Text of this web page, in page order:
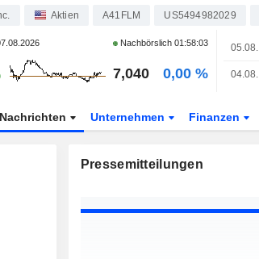
Aktien A41FLM US5494982029
Nachbörslich 01:58:03
7,040 0,00 %
05.08.
04.08.
Nachrichten Unternehmen Finanzen
Pressemitteilungen